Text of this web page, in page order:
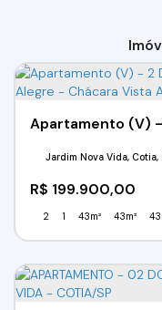
R$ 199.900,00
Jardim Nova Vida, Cotia,
2 1 43m² 43m²